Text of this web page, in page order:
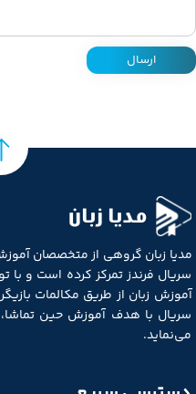
ارسال
مدیا زبان
مدیا زبان گروهی از متخصصان
سریال فرندز تمرکز کرده است و با
آموزش زبان از طریق مکالمات
سریال با هدف آموزش حین تماشا،
می‌نماید.